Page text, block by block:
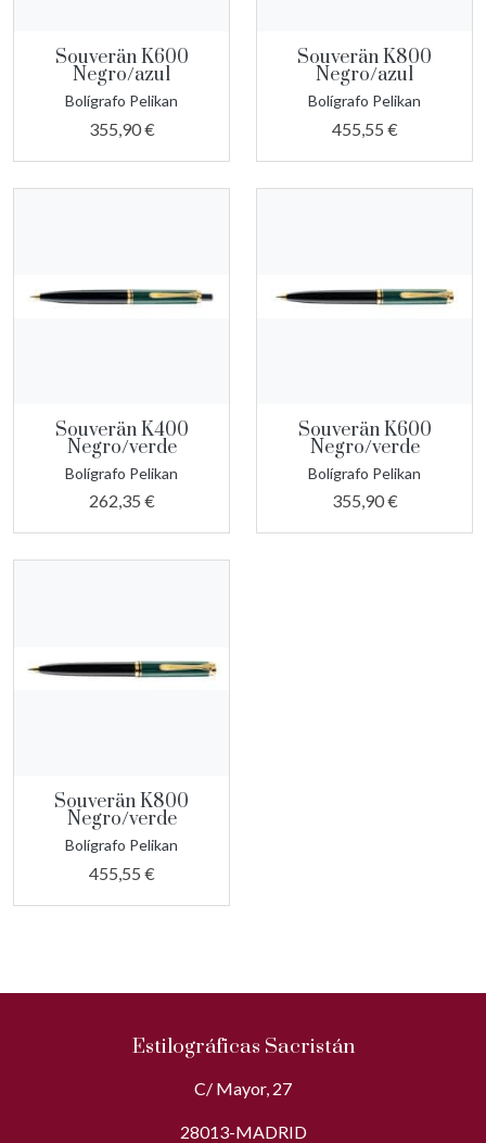
Souverän K600
Negro/azul
Bolígrafo Pelikan
355,90 €
Souverän K800
Negro/azul
Bolígrafo Pelikan
455,55 €
Souverän K400
Negro/verde
Bolígrafo Pelikan
262,35 €
Souverän K600
Negro/verde
Bolígrafo Pelikan
355,90 €
Souverän K800
Negro/verde
Bolígrafo Pelikan
455,55 €
Estilográficas Sacristán
C/ Mayor, 27
28013-MADRID